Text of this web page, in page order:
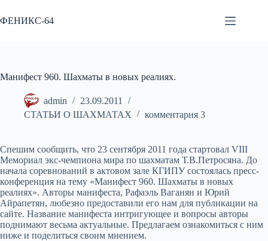
к
сути
ФЕНИКС-64
Манифест 960. Шахматы в новых реалиях.
admin
23.09.2011
СТАТЬИ О ШАХМАТАХ
комментария 3
Спешим сообщить, что 23 сентября 2011 года стартовал VІІІ
Мемориал экс-чемпиона мира по шахматам Т.В.Петросяна. До
начала соревнований в актовом зале КГИПУ состоялась пресс-
конференция на тему «Манифест 960. Шахматы в новых
реалиях». Авторы манифеста, Рафаэль Ваганян и Юрий
Айрапетян, любезно предоставили его нам для публикации на
сайте. Название манифеста интригующее и вопросы авторы
поднимают весьма актуальные. Предлагаем ознакомиться с ним
ниже и поделиться своим мнением.